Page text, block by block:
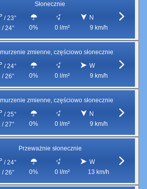
Słonecznie
/ 23°
/ 24°
0% 0 l/m²
N
9 km/h
zmienne, częściowo słonecznie
/ 24°
/ 26°
0% 0 l/m²
W
9 km/h
zmienne, częściowo słonecznie
/ 25°
/ 27°
0% 0 l/m²
N
9 km/h
Przeważnie słonecznie
/ 24°
/ 26°
0% 0 l/m²
W
13 km/h